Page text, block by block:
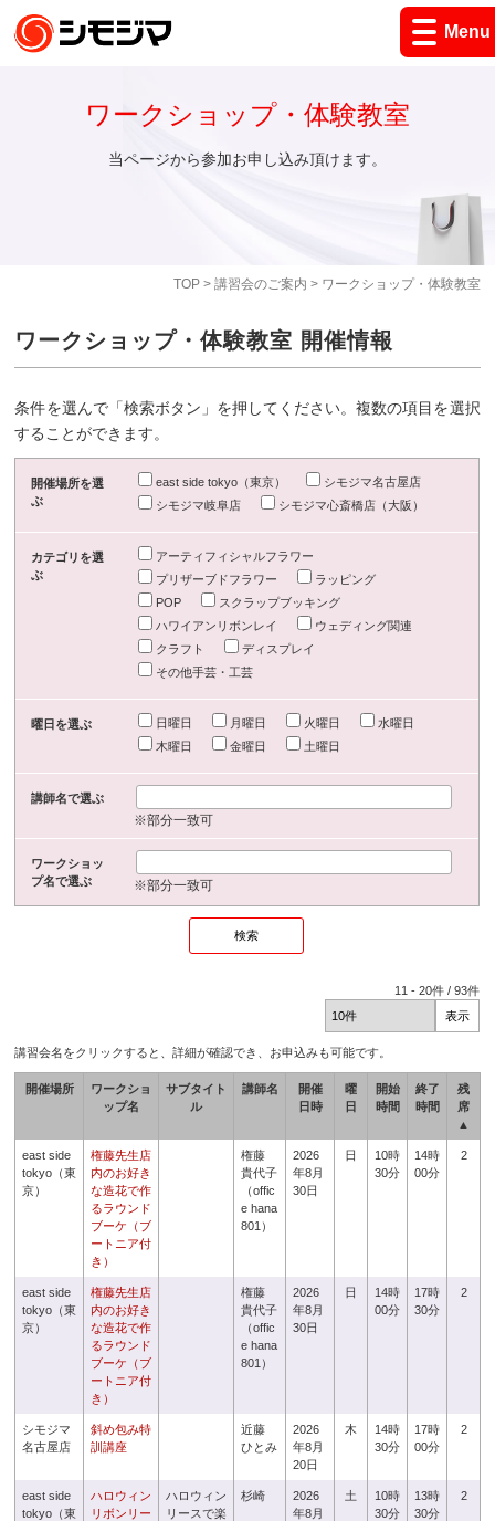
Menu
TOP> 講習会のご案内 > ワークショップ・体験教室
ワークショップ・体験教室
当ページから参加お申し込み頂けます。
ワークショップ・体験教室 開催情報
条件を選んで「検索ボタン」を押してください。複数の項目を選択
することができます。
開催場所を選
ぶ
east side tokyo（東京）
シモジマ名古屋店
シモジマ岐阜店
シモジマ心斎橋店（大阪）
カテゴリを選
ぶ
アーティフィシャルフラワー
プリザーブドフラワー
ラッピング
POP
スクラップブッキング
ハワイアンリボンレイ
ウェディング関連
クラフト
ディスプレイ
その他手芸・工芸
曜日を選ぶ 日曜日 月曜日 火曜日
水曜日
木曜日
金曜日 土曜日
講師名で選ぶ
※部分一致可
ワークショッ
プ名で選ぶ
※部分一致可
11 -20件 /93件
講習会名をクリックすると、詳細が確認でき、お申込みも可能です。
開催場所
ワークショ
ップ名
サブタイト
ル
講師名
開催
日時
曜
日
開始
時間
終了
時間
残
席
▲
east side
tokyo（東
京）
権藤先生店
内のお好き
な造花で作
るラウンド
ブーケ（ブ
ートニア付
き）
権藤
貴代子
（offic
e hana
801）
2026
年8月
30日
日
10時
30分
14時
00分
2
east side
tokyo（東
京）
権藤先生店
内のお好き
な造花で作
るラウンド
ブーケ（ブ
ートニア付
き）
権藤
貴代子
（offic
e hana
801）
2026
年8月
30日
日
14時
00分
17時
30分
2
シモジマ
名古屋店
斜め包み特
訓講座
近藤
ひとみ
2026
年8月
20日
木
14時
30分
17時
00分
2
east side
tokyo（東
ハロウィン
リボンリー
ハロウィン
リースで楽
杉崎
2026
年8月
土
10時
30分
13時
30分
2